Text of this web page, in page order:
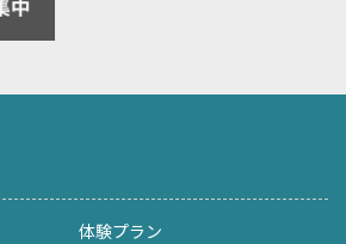
体験プラン